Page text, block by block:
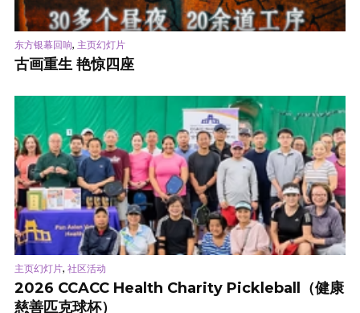
东方银幕回响, 主页幻灯片
古画重生 艳惊四座
主页幻灯片, 社区活动
2026 CCACC Health Charity Pickleball（健康
慈善匹克球杯）